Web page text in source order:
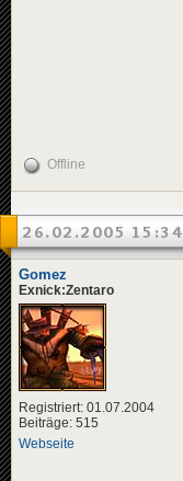
Offline
26.02.2005 15:34
Gomez
Exnick:Zentaro
Registriert: 01.07.2004
Beiträge: 515
Webseite